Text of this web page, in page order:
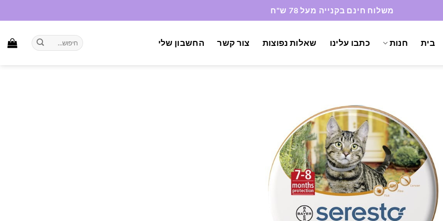
משלוח חינם בקנייה מעל 78 ש"ח
בית חנות כתבו עלינו שאלות נפוצות צור קשר החשבון שלי
חיפוש
עבור: